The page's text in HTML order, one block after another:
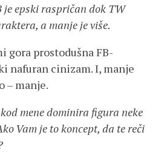
je epski raspričan dok TW
a manje je više.
gora prostodušna FB-
nafuran cinizam. I, manje
– manje.
mene dominira figura neke
Vam je to koncept, da te reči